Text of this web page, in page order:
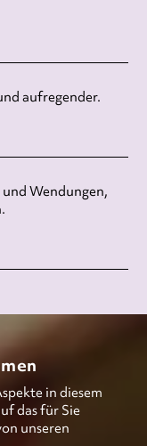
aufregender.
Wendungen,
in diesem
das für Sie
unseren